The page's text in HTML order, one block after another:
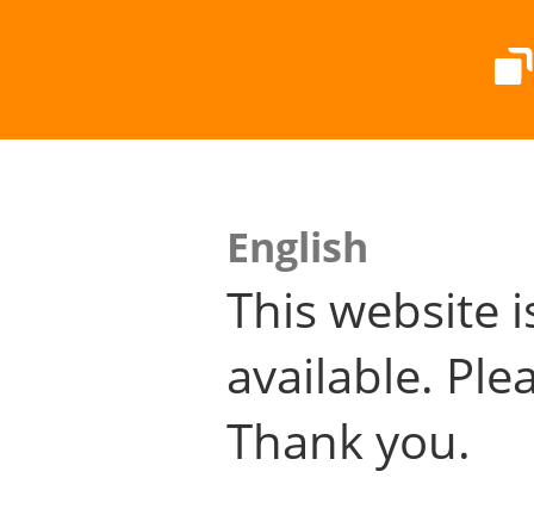
English
This website
available.
Thank you.